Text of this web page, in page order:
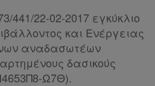
441/22-02-2017 εγκύκλιο
και Ενέργειας
αναδασωτέων
δασικούς
Ω7Θ).